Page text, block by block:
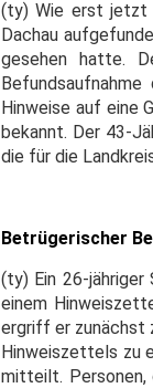
(ty) Wie erst
Dachau
gesehen hatte.
Hinweise auf eine
bekannt. Der 43-
die für die
Betrügerischer
(ty) Ein 26-
einem
ergriff er zunächst
Hinweiszettels zu
mitteilt. Personen,